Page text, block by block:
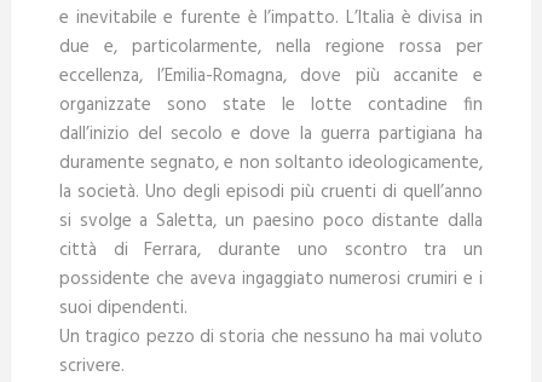
e inevitabile e furente è l’impatto. L’Italia è divisa in
due e, particolarmente, nella regione rossa per
eccellenza, l’Emilia-Romagna, dove più accanite e
organizzate sono state le lotte contadine fin
dall’inizio del secolo e dove la guerra partigiana ha
duramente segnato, e non soltanto ideologicamente,
la società. Uno degli episodi più cruenti di quell’anno
si svolge a Saletta, un paesino poco distante dalla
città di Ferrara, durante uno scontro tra un
possidente che aveva ingaggiato numerosi crumiri e i
suoi dipendenti.
Un tragico pezzo di storia che nessuno ha mai voluto
scrivere.